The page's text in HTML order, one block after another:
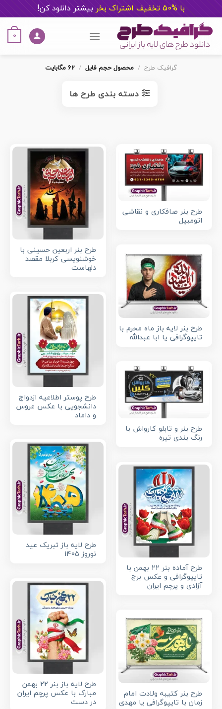
با %50 تخفیف اشتراک بخر بیشتر دانلود کن!
content
0
گرافیک طرح / محصول حجم فایل /
دسته بندی طرح ها
طرح بنر صافکاری و نقاشی
اتومبیل
طرح بنر اربعین حسینی با
خوشنویسی کربلا مقصد
دلهاست
طرح بنر لایه باز ماه محرم با
تایپوگرافی یا ابا عبدالله
طرح پوستر اطلاعیه ازدواج
دانشجویی با عکس عروس
و داماد
طرح بنر و تابلو کارواش با
رنگ بندی تیره
طرح لایه باز تبریک عید
نوروز 1405
طرح آماده بنر 22 بهمن با
تایپوگرافی و عکس برج
آزادی و پرچم ایران
طرح لایه باز بنر 22 بهمن
مبارک با عکس پرچم ایران
در دست
طرح بنر کتیبه ولادت امام
زمان با تایپوگرافی یا مهدی